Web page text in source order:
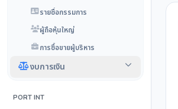
รายชื่อกรรมการ
ผู้ถือหุ้นใหญ่
การซื้อขายผู้บริหาร
งบการเงิน
PORT INT